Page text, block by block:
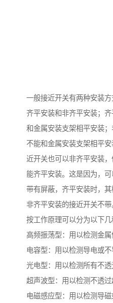
一般接近开关有两种安装方
齐平安装和非齐平安装；
和金属安装支架相平安装
不能和金属安装支架相平
近开关也可以非齐平安装
能齐平安装。这是因为，
带有屏蔽，齐平安装时，
非齐平安装的接近开关不带
按工作原理可以分为以下几
高频振荡型：用以检测金属
电容型：用以检测导电或
光电型：用以检测所有不
超声波型：用以检测不透
电磁感应型：用以检测导